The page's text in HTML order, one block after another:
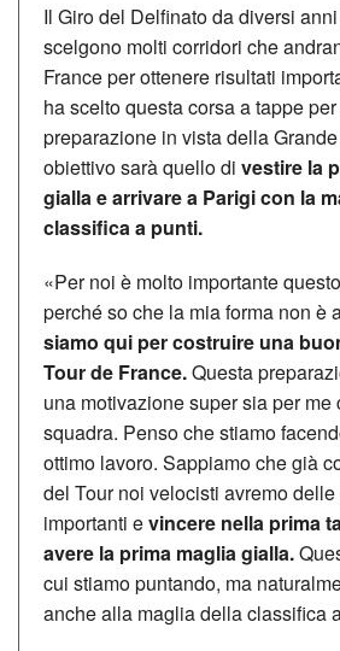
Il Giro del Delfinato da diversi
scelgono molti corridori che
France per ottenere risultati
ha scelto questa corsa a tappe
preparazione in vista della
obiettivo sarà quello di vestire la
gialla e arrivare a Parigi con la
classifica a punti.
«Per noi è molto importante
perché so che la mia forma non è
siamo qui per costruire una
Tour de France.Questa
una motivazione super sia per me
squadra. Penso che stiamo
ottimo lavoro. Sappiamo che già
del Tour noi velocisti avremo
importanti evincere nella prima
avere la prima maglia gialla.
cui stiamo puntando, ma
anche alla maglia della classifica